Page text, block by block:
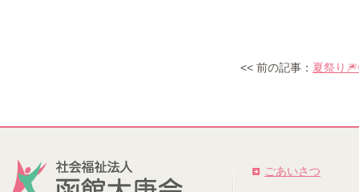
<< 前の記事： 夏祭り
ごあいさつ